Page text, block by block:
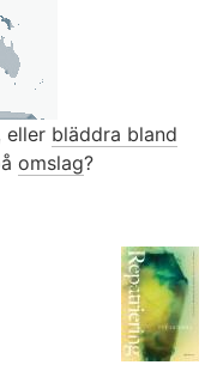
eller bläddra bland
omslag?